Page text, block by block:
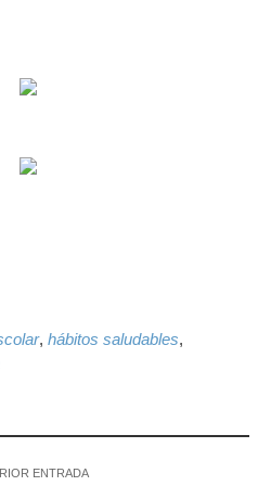
, hábitos saludables,
ENTRADA